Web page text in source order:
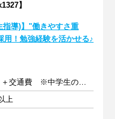
】
指導)】"働きやすさ重
用！勉強経験を活かせる♪
1授業(80分)2288円～＋交通費 ※中学生の場合
上